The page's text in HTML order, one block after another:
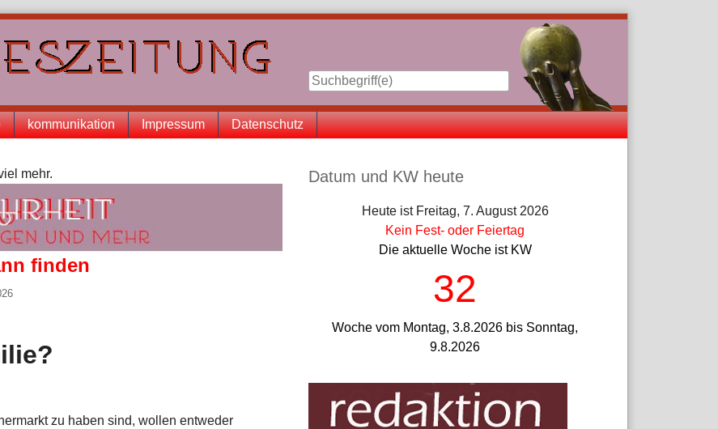
kommunikation Impressum Datenschutz
mehr.
finden
zu haben sind, wollen entweder
Seitenleiste
Datum und KW heute
Heute ist Freitag, 7. August 2026
Kein Fest- oder Feiertag
Die aktuelle Woche ist KW
32
Woche vom Montag, 3.8.2026 bis Sonntag,
9.8.2026